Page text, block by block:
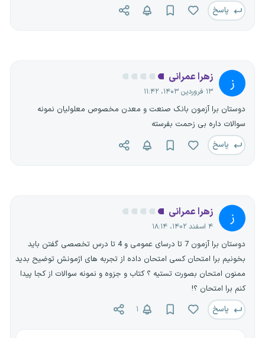
پاسخ
ز زهرا عمرانی
۱۳ فروردین ۱۴۰۳، ۱۱:۴۲
دوستان برا آزمون بانک صنعت و معدن مخصوص معلولیان نمونه
سوالات داره بی زحمت بفرسته
پاسخ
ز زهرا عمرانی
۴ اسفند ۱۴۰۲، ۱۸:۱۴
دوستان برا آزمون 7 تا درسای عمومی و 4 تا درس تخصصی گفتن باید
بخونیم برا امتحان کسی امتحان داده از تجربه های اژمونش توضیح بدید
ممنون امتحان بصورت تستیه ؟ کتاب و جزوه و نمونه سوالات از کجا پیدا
کنم برا امتحان ؟!
پاسخ
۱